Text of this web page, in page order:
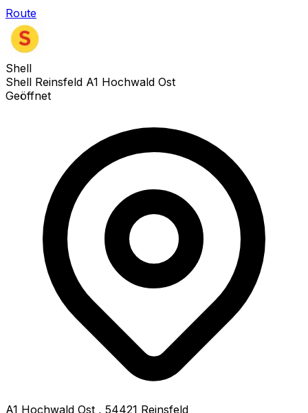
Route
Shell
Shell Reinsfeld A1 Hochwald Ost
Geöffnet
A1 Hochwald Ost , 54421 Reinsfeld